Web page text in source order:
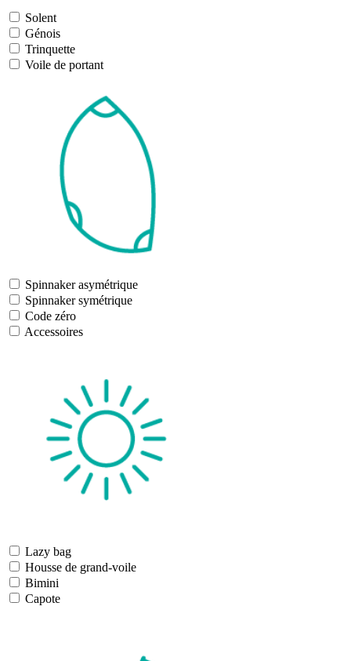
Solent
Génois
Trinquette
Voile de portant
Spinnaker asymétrique
Spinnaker symétrique
Code zéro
Accessoires
Lazy bag
Housse de grand-voile
Bimini
Capote